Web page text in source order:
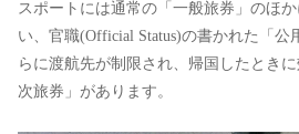
スポートには通常の「一般旅券」のほ
い、官職(Official Status)の書かれた「公
らに渡航先が制限され、帰国したとき
次旅券」があります。